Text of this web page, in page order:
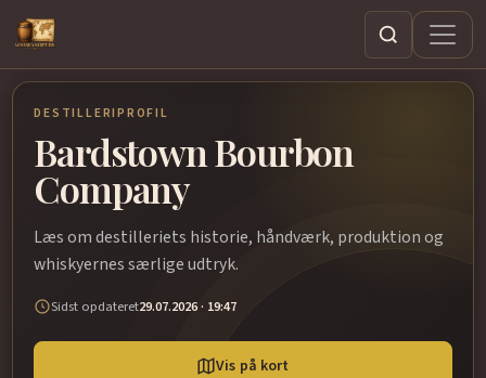
Søg
DESTILLERIPROFIL
Bardstown Bourbon
Company
Læs om destilleriets historie, håndværk, produktion og
whiskyernes særlige udtryk.
Sidst opdateret29.07.2026 · 19:47
Vis på kort